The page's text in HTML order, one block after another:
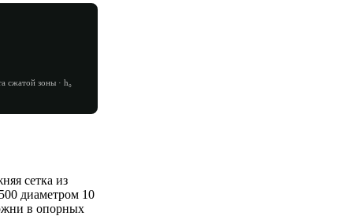
сжатой зоны · h₀
сетка из
диаметром 10
в опорных